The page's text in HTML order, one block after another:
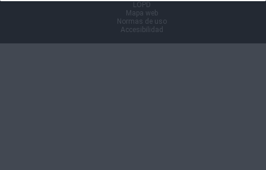
LOPD
Mapa web
Normas de uso
Accesibilidad